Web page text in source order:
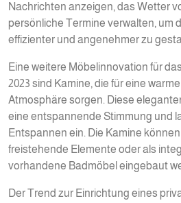
Nachrichten anzeigen, das Wetter
persönliche Termine verwalten, um
effizienter und angenehmer zu
Eine weitere Möbelinnovation für
2023 sind Kamine, die für eine
Atmosphäre sorgen. Diese
eine entspannende Stimmung und
Entspannen ein. Die Kamine
freistehende Elemente oder als
vorhandene Badmöbel eingebaut
Der Trend zur Einrichtung eines